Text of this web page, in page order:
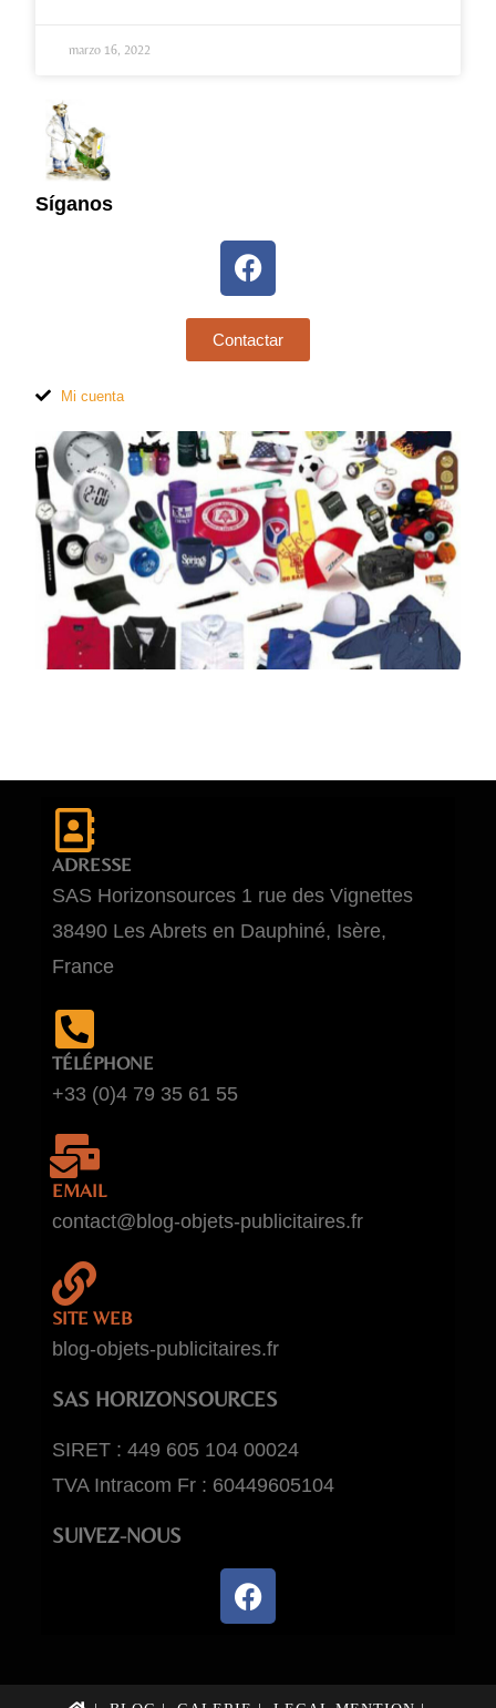
marzo 16, 2022
Síganos
Contactar
Mi cuenta
ADRESSE
SAS Horizonsources 1 rue des Vignettes
38490 Les Abrets en Dauphiné, Isère,
France
TÉLÉPHONE
+33 (0)4 79 35 61 55
EMAIL
contact@blog-objets-publicitaires.fr
SITE WEB
blog-objets-publicitaires.fr
SAS HORIZONSOURCES
SIRET : 449 605 104 00024
TVA Intracom Fr : 60449605104
SUIVEZ-NOUS